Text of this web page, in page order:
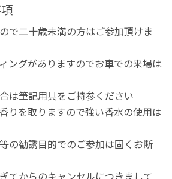
で二十歳未満の方はご参加頂けま
ングがありますのでお車での来場は
は筆記用具をご持参ください
りを取りますので強い香水の使用は
の勧誘目的でのご参加は固くお断
てからのキャンセルにつきまして